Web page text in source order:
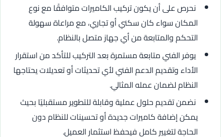
نحرص على أن يكون تركيب الكاميرات متوافقًا مع نوع
المكان سواء كان سكني أو تجاري، مع مراعاة سهولة
التحكم والمتابعة من أي جهاز متصل بالنظام.
يوفر الفني متابعة مستمرة بعد التركيب للتأكد من استقرار
الأداء وتقديم الدعم الفني لأي تحديثات أو تعديلات يحتاجها
النظام لضمان عمله المثالي.
نضمن تقديم حلول عملية وقابلة للتطوير مستقبليًا بحيث
يمكن إضافة كاميرات جديدة أو تحسينات للنظام دون
الحاجة لتغيير كامل فيحفظ استثمار العميل.